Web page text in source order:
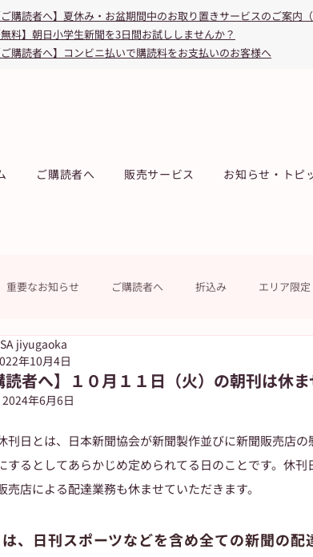
ご購読者へ】夏休み・お盆期間中のお取り置きサービスのご案内
無料】朝日小学生新聞を3日間お試ししませんか？
ご購読者へ】コンビニ払いで購読料をお支払いのお客様へ
ご購読者へ 販売サービス お知らせ・トピ
重要なお知らせ ご購読者へ 折込み エリア限
教育・受験
読者へ】１０月１１日（火）の朝刊は休
jiyugaoka
年10月4日
2024年6月6日
刊日とは、日本新聞協会が新聞製作並びに新聞販売店
するとしてあらかじめ定められてる日のことです。​休刊
売店による配達業務も休ませていただきます。
、日刊スポーツなどを含め全ての新聞の配